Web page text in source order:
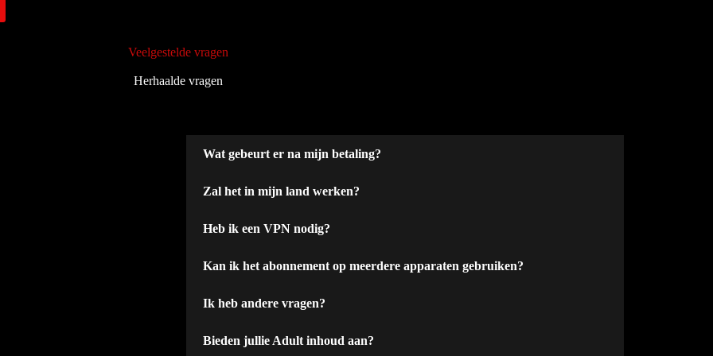
Veelgestelde vragen
Herhaalde vragen
Wat gebeurt er na mijn betaling?
Zal het in mijn land werken?
Heb ik een VPN nodig?
Kan ik het abonnement op meerdere apparaten gebruiken?
Ik heb andere vragen?
Bieden jullie Adult inhoud aan?